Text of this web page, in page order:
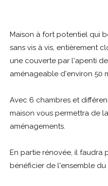
Maison à fort potentiel qui
sans vis à vis, entièrement
une couverte par l'apenti
aménageable d'environ 50
Avec 6 chambres et
maison vous permettra de
aménagements.
En partie rénovée, il faudra
bénéficier de l'ensemble du